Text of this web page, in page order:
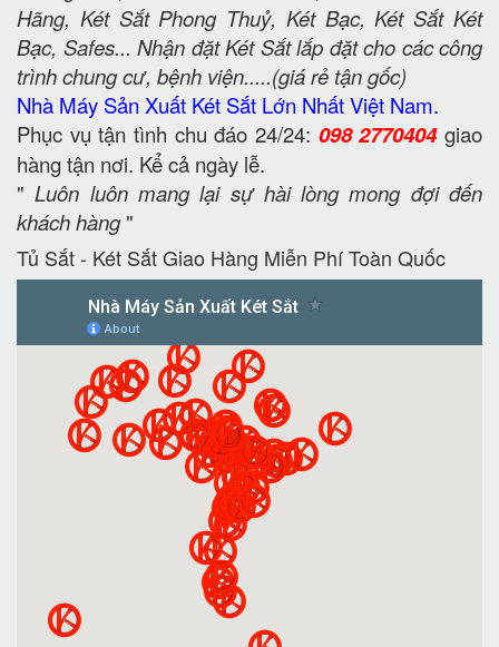
Hãng, Két Sắt Phong Thuỷ, Két Bạc, Két Sắt Két
Bạc, Safes... Nhận đặt Két Sắt lắp đặt cho các công
trình chung cư, bệnh viện.....(giá rẻ tận gốc)
Nhà Máy Sản Xuất Két Sắt Lớn Nhất Việt Nam.
Phục vụ tận tình chu đáo 24/24: 098 2770404giao
hàng tận nơi. Kể cả ngày lễ.
"Luôn luôn mang lại sự hài lòng mong đợi đến
khách hàng"
Tủ Sắt - Két Sắt Giao Hàng Miễn Phí Toàn Quốc